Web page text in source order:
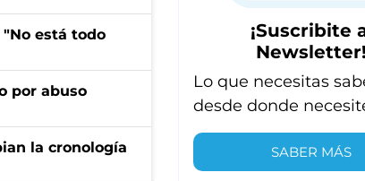
está todo
por abuso
la cronología
¡Suscribite
Newsletter!
Lo que necesitas
desde donde
SABER MÁS